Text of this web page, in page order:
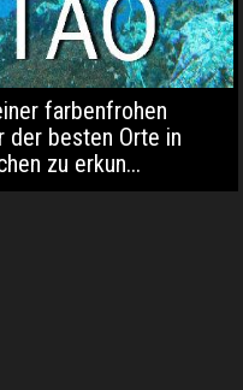
farbenfrohen
der besten Orte in
zu erkun...